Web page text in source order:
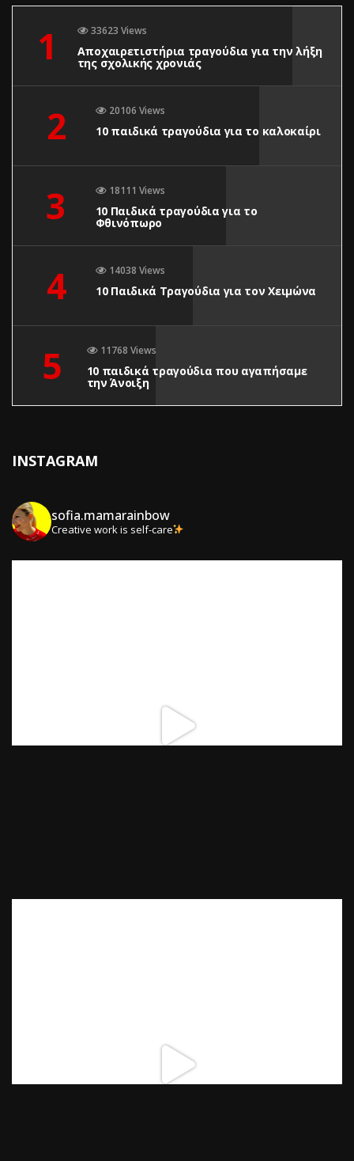
1 33623 Views
Αποχαιρετιστήρια τραγούδια για την λήξη
της σχολικής χρονιάς
2 20106 Views
10 παιδικά τραγούδια για το καλοκαίρι
3 18111 Views
10 Παιδικά τραγούδια για το
Φθινόπωρο
4 14038 Views
10 Παιδικά Τραγούδια για τον Χειμώνα
5 11768 Views
10 παιδικά τραγούδια που αγαπήσαμε
την Άνοιξη
INSTAGRAM
sofia.mamarainbow
Creative work is self-care